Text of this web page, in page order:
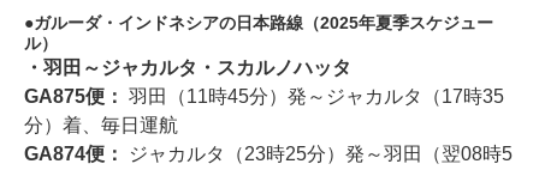
ガルーダ・インドネシアの日本路線（2025年夏季スケジュー
ル）
・羽田～ジャカルタ・スカルノハッタ
GA875便： 羽田（11時45分）発～ジャカルタ（17時35
分）着、毎日運航
GA874便：
ジャカルタ（23時25分）発～羽田（翌08時5